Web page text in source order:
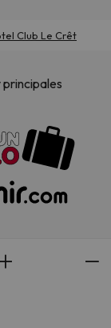
Club Le Crêt